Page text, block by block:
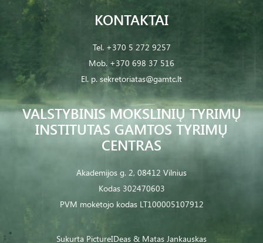
VALSTYBINIS MOKSLINIŲ TYRIMŲ
INSTITUTAS GAMTOS TYRIMŲ
CENTRAS
Akademijos g. 2, 08412 Vilnius
Kodas 302470603
PVM mokėtojo kodas LT100005107912
KONTAKTAI
Tel. +370 5 272 9257
Mob. +370 698 37 516
El. p. sekretoriatas@gamtc.lt
Sukurta PictureIDeas & Matas Jankauskas